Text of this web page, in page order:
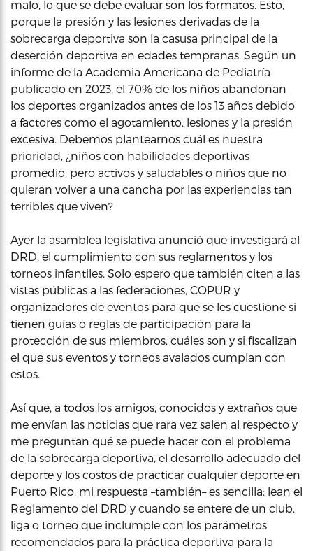
malo, lo que se debe evaluar son los formatos. Esto,
porque la presión y las lesiones derivadas de la
sobrecarga deportiva son la casusa principal de la
deserción deportiva en edades tempranas. Según un
informe de la Academia Americana de Pediatría
publicado en 2023, el 70% de los niños abandonan
los deportes organizados antes de los 13 años debido
a factores como el agotamiento, lesiones y la presión
excesiva. Debemos plantearnos cuál es nuestra
prioridad, ¿niños con habilidades deportivas
promedio, pero activos y saludables o niños que no
quieran volver a una cancha por las experiencias tan
terribles que viven?
Ayer la asamblea legislativa anunció que investigará al
DRD, el cumplimiento con sus reglamentos y los
torneos infantiles. Solo espero que también citen a las
vistas públicas a las federaciones, COPUR y
organizadores de eventos para que se les cuestione si
tienen guías o reglas de participación para la
protección de sus miembros, cuáles son y si fiscalizan
el que sus eventos y torneos avalados cumplan con
estos.
Así que, a todos los amigos, conocidos y extraños que
me envían las noticias que rara vez salen al respecto y
me preguntan qué se puede hacer con el problema
de la sobrecarga deportiva, el desarrollo adecuado del
deporte y los costos de practicar cualquier deporte en
Puerto Rico, mi respuesta –también– es sencilla: lean el
Reglamento del DRD y cuando se entere de un club,
liga o torneo que inclumple con los parámetros
recomendados para la práctica deportiva para la